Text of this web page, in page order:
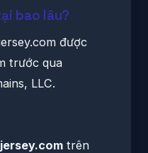
bao lâu?
được
trước qua
LLC.
trên